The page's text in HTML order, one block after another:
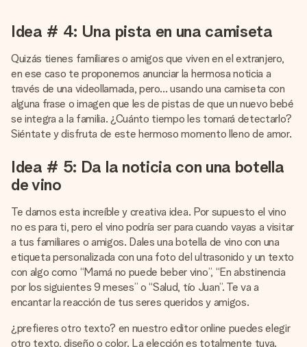
Idea # 4: Una pista en una camiseta
Quizás tienes familiares o amigos que viven en el extranjero,
en ese caso te proponemos anunciar la hermosa noticia a
través de una videollamada, pero… usando una camiseta con
alguna frase o imagen que les de pistas de que un nuevo bebé
se integra a la familia. ¿Cuánto tiempo les tomará detectarlo?
Siéntate y disfruta de este hermoso momento lleno de amor.
Idea # 5: Da la noticia con una botella
de vino
Te damos esta increíble y creativa idea. Por supuesto el vino
no es para ti, pero el vino podría ser para cuando vayas a visitar
a tus familiares o amigos. Dales una botella de vino con una
etiqueta personalizada con una foto del ultrasonido y un texto
con algo como “Mamá no puede beber vino”, “En abstinencia
por los siguientes 9 meses” o “Salud, tío Juan”. Te va a
encantar la reacción de tus seres queridos y amigos.
¿prefieres otro texto? en nuestro editor online puedes elegir
otro texto, diseño o color. La elección es totalmente tuya.